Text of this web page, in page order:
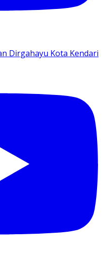
Dirgahayu Kota Kendari